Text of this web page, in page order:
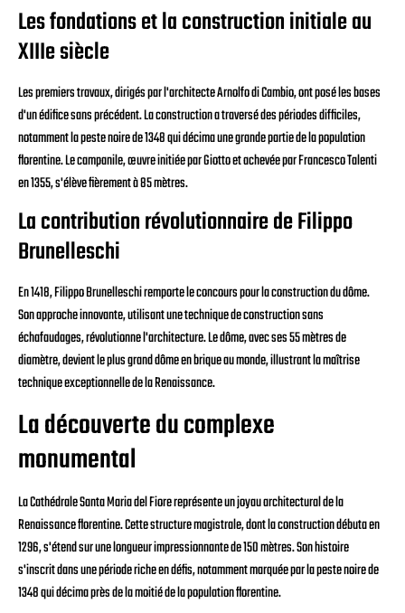
Les fondations et la construction initiale au
XIIIe siècle
Les premiers travaux, dirigés par l'architecte Arnolfo di Cambio, ont posé les bases
d'un édifice sans précédent. La construction a traversé des périodes difficiles,
notamment la peste noire de 1348 qui décima une grande partie de la population
florentine. Le campanile, œuvre initiée par Giotto et achevée par Francesco Talenti
en 1355, s'élève fièrement à 85 mètres.
La contribution révolutionnaire de Filippo
Brunelleschi
En 1418, Filippo Brunelleschi remporte le concours pour la construction du dôme.
Son approche innovante, utilisant une technique de construction sans
échafaudages, révolutionne l'architecture. Le dôme, avec ses 55 mètres de
diamètre, devient le plus grand dôme en brique au monde, illustrant la maîtrise
technique exceptionnelle de la Renaissance.
La découverte du complexe
monumental
La Cathédrale Santa Maria del Fiore représente un joyau architectural de la
Renaissance florentine. Cette structure magistrale, dont la construction débuta en
1296, s'étend sur une longueur impressionnante de 150 mètres. Son histoire
s'inscrit dans une période riche en défis, notamment marquée par la peste noire de
1348 qui décima près de la moitié de la population florentine.